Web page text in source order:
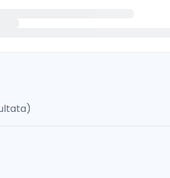
đ, ž, dž)